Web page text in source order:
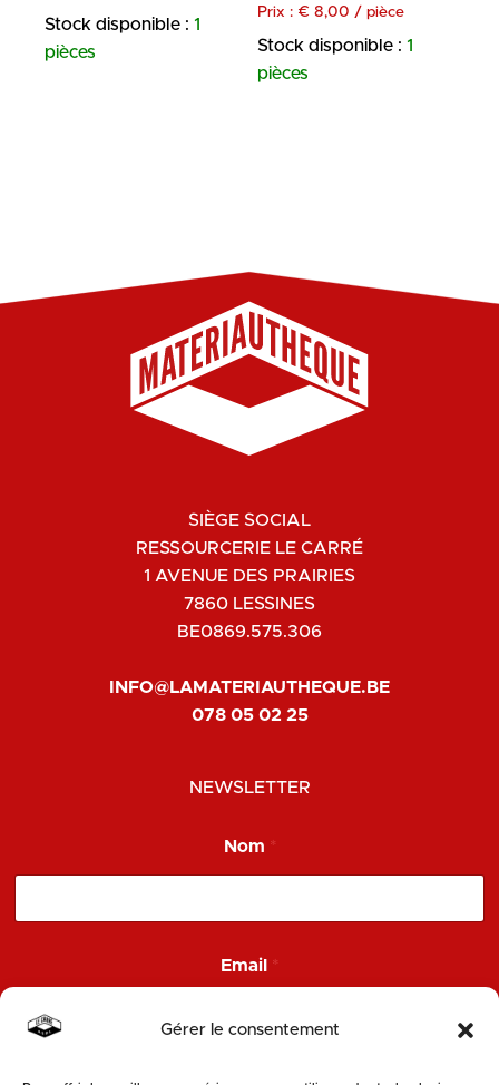
Gérer le consentement
Stock disponible : 1
pièces
Prix : € 8,00 / pièce
Stock disponible : 1
pièces
SIÈGE SOCIAL
RESSOURCERIE LE CARRÉ
1 AVENUE DES PRAIRIES
7860 LESSINES
BE0869.575.306
INFO@LAMATERIAUTHEQUE.BE
078 05 02 25
NEWSLETTER
o
m
*
Nom *
Email *